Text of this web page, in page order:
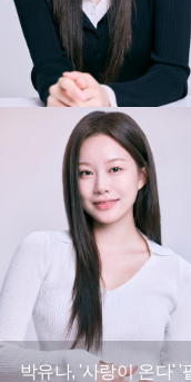
박유나, '사랑이 온다' '